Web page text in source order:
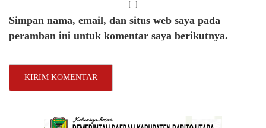
Simpan nama, email, dan situs web saya pada
peramban ini untuk komentar saya berikutnya.